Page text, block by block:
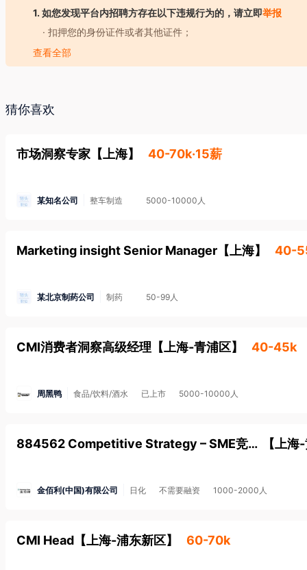
科蒂在中国区的总部位于经济发达、环境优美的苏州工业园区
吴江及南京分别设立了拥有现代化工艺及先进管理水平的生产制
布全国各地。
-科蒂国际贸易（上海）有限公司
-珈侬生化科技（中国）有限公司
-贝侬生化（苏州工业园区）有限公司
科蒂中国为员工提供富有竞争力的薪酬及完善的福利保障体系，
*******************************************
1. 如您发现平台内招聘方存在以下违规行为的，请立即举报
· 扣押您的身份证件或者其他证件；
· 要求您提供担保人、担保金或者以其他名义向您收取财物（
· 强迫您入股或者向您集资；
· 发布虚假招聘广告信息；
2. 如您应聘的岗位属于涉外劳务合作/海外岗位的，请务必核实
查看全部
猜你喜欢
市场洞察专家 【 上海】 40-70k·15薪
某知名公司 整车制造 5000-10000人
Marketing insight Senior Manager 【 上海】 40-
某北京制药公司 制药 50-99人
CMI消费者洞察高级经理 【 上海-青浦区】 40-45k
周黑鸭 食品/饮料/酒水 已上市 5000-10000人
884562 Competitive Strategy – SME竞争策略专家 【 上
金佰利(中国)有限公司 日化 不需要融资 1000-2000人
CMI Head 【 上海-浦东新区】 60-70k